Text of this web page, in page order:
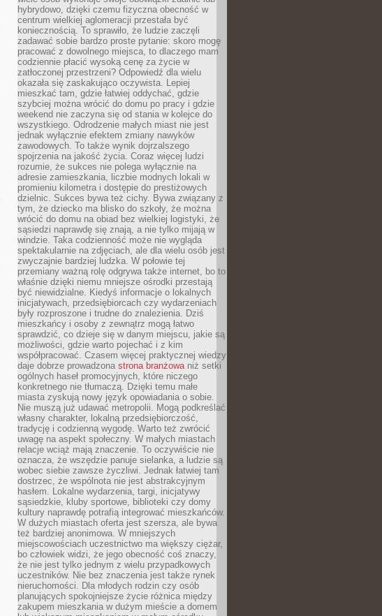
hybrydowo, dzięki czemu fizyczna obecność w
centrum wielkiej aglomeracji przestała być
koniecznością. To sprawiło, że ludzie zaczęli
zadawać sobie bardzo proste pytanie: skoro mogę
pracować z dowolnego miejsca, to dlaczego mam
codziennie płacić wysoką cenę za życie w
zatłoczonej przestrzeni? Odpowiedź dla wielu
okazała się zaskakująco oczywista. Lepiej
mieszkać tam, gdzie łatwiej oddychać, gdzie
szybciej można wrócić do domu po pracy i gdzie
weekend nie zaczyna się od stania w kolejce do
wszystkiego. Odrodzenie małych miast nie jest
jednak wyłącznie efektem zmiany nawyków
zawodowych. To także wynik dojrzalszego
spojrzenia na jakość życia. Coraz więcej ludzi
rozumie, że sukces nie polega wyłącznie na
adresie zamieszkania, liczbie modnych lokali w
promieniu kilometra i dostępie do prestiżowych
dzielnic. Sukces bywa też cichy. Bywa związany z
tym, że dziecko ma blisko do szkoły, że można
wrócić do domu na obiad bez wielkiej logistyki, że
sąsiedzi naprawdę się znają, a nie tylko mijają w
windzie. Taka codzienność może nie wygląda
spektakularnie na zdjęciach, ale dla wielu osób jest
zwyczajnie bardziej ludzka. W połowie tej
przemiany ważną rolę odgrywa także internet, bo to
właśnie dzięki niemu mniejsze ośrodki przestają
być niewidzialne. Kiedyś informacje o lokalnych
inicjatywach, przedsiębiorcach czy wydarzeniach
były rozproszone i trudne do znalezienia. Dziś
mieszkańcy i osoby z zewnątrz mogą łatwo
sprawdzić, co dzieje się w danym miejscu, jakie są
możliwości, gdzie warto pojechać i z kim
współpracować. Czasem więcej praktycznej wiedzy
daje dobrze prowadzona strona branżowaniż setki
ogólnych haseł promocyjnych, które niczego
konkretnego nie tłumaczą. Dzięki temu małe
miasta zyskują nowy język opowiadania o sobie.
Nie muszą już udawać metropolii. Mogą podkreślać
własny charakter, lokalną przedsiębiorczość,
tradycję i codzienną wygodę. Warto też zwrócić
uwagę na aspekt społeczny. W małych miastach
relacje wciąż mają znaczenie. To oczywiście nie
oznacza, że wszędzie panuje sielanka, a ludzie są
wobec siebie zawsze życzliwi. Jednak łatwiej tam
dostrzec, że wspólnota nie jest abstrakcyjnym
hasłem. Lokalne wydarzenia, targi, inicjatywy
sąsiedzkie, kluby sportowe, biblioteki czy domy
kultury naprawdę potrafią integrować mieszkańców.
W dużych miastach oferta jest szersza, ale bywa
też bardziej anonimowa. W mniejszych
miejscowościach uczestnictwo ma większy ciężar,
bo człowiek widzi, że jego obecność coś znaczy,
że nie jest tylko jednym z wielu przypadkowych
uczestników. Nie bez znaczenia jest także rynek
nieruchomości. Dla młodych rodzin czy osób
planujących spokojniejsze życie różnica między
zakupem mieszkania w dużym mieście a domem